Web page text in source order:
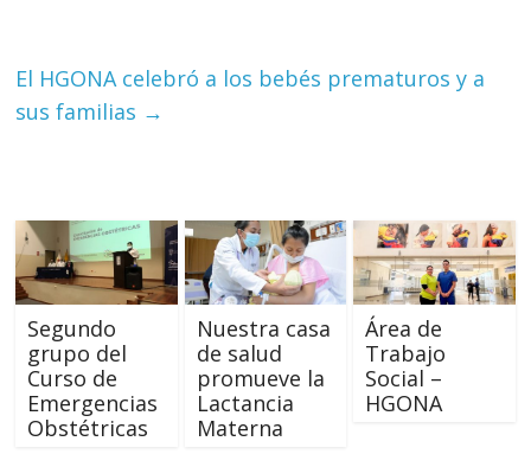
El HGONA celebró a los bebés prematuros y a
sus familias →
Segundo
grupo del
Curso de
Emergencias
Obstétricas
Nuestra casa
de salud
promueve la
Lactancia
Materna
Área de
Trabajo
Social –
HGONA